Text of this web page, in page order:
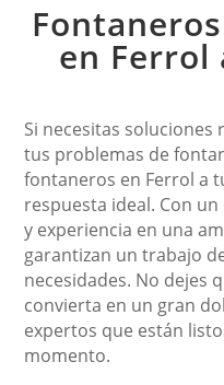
en Ferrol
Si necesitas
tus problemas de
fontaneros en Ferrol a
respuesta ideal. Con
y experiencia en una
garantizan un trabajo
necesidades. No dejes
convierta en un gran
expertos que están
momento.